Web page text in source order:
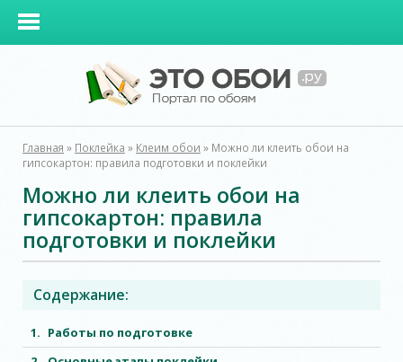
Главная » Поклейка » Клеим обои » Можно ли клеить обои на
гипсокартон: правила подготовки и поклейки
Можно ли клеить обои на
гипсокартон: правила
подготовки и поклейки
Содержание:
Работы по подготовке